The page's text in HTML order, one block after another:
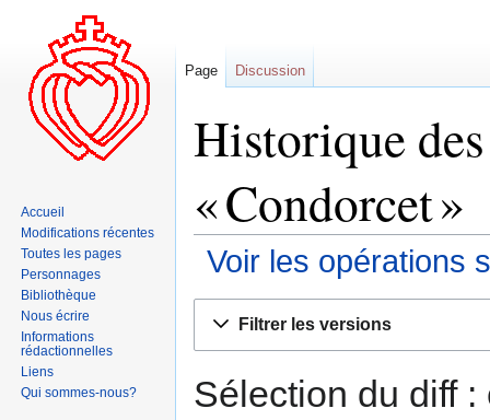
Historique
« Condorcet »
Voir les opérations
navigation
recherche
Filtrer les versions
Sélection du diff
Page Discussion
Accueil
Modifications récentes
Toutes les pages
Personnages
Bibliothèque
Nous écrire
Informations
rédactionnelles
Liens
Qui sommes-nous?